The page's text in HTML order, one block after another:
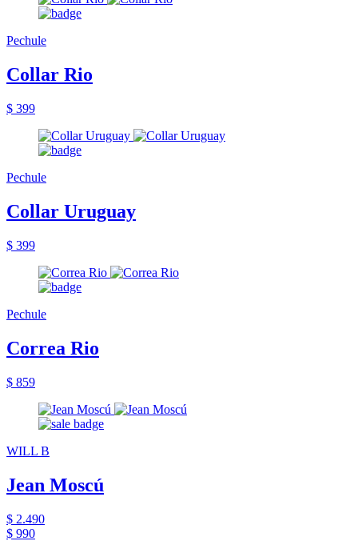
Pechule
Collar Rio
$ 399
Pechule
Collar Uruguay
$ 399
Pechule
Correa Rio
$ 859
WILL B
Jean Moscú
$ 2.490
$ 990